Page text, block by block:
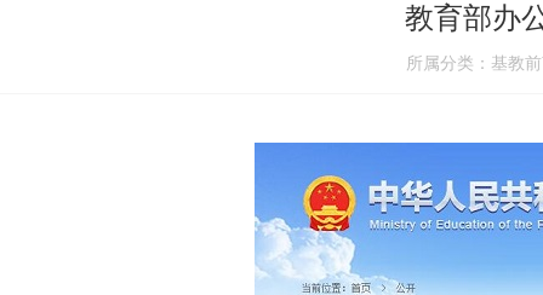
教育部办
所属分类：基